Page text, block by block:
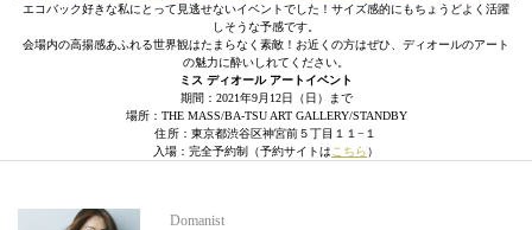
エコバック好きな私にとって見逃せないイベントでした！サイズ感的にもちょうどよく活躍
しそうな予感です。
会場内の高揚感あふれる世界観はたまらなく素敵！お近くの方はぜひ、ディオールのアート
の魅力に酔いしれてください。
ミス ディオール アートイベント
期間：2021年9月12日（日）まで
場所：THE MASS/BA-TSU ART GALLERY/STANDBY
住所：東京都渋谷区神宮前５丁目１１−１
入場：完全予約制（予約サイトは こちら）
Domanist